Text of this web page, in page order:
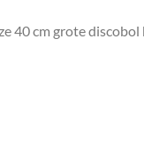
40 cm grote